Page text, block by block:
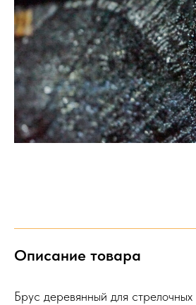
Описание товара
Брус деревянный для